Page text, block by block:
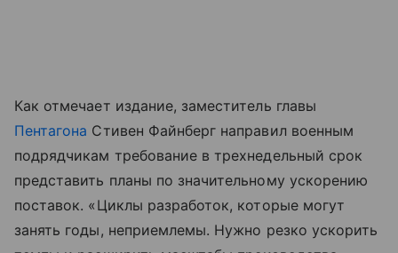
Как отмечает издание, заместитель главы
Пентагона Стивен Файнберг направил военным
подрядчикам требование в трехнедельный срок
представить планы по значительному ускорению
поставок. «Циклы разработок, которые могут
занять годы, неприемлемы. Нужно резко ускорить